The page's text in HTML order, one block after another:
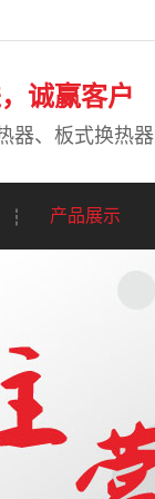
诚赢客户
器、板式换热器
产品展示